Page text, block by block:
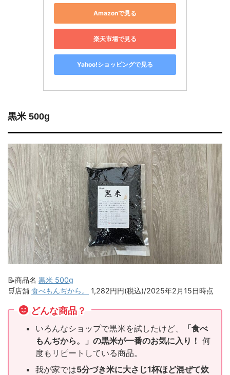
Amazonで見る
楽天市場で見る
Yahoo!ショッピングで見る
黒米 500g
📝商品名 黒米 500g
🛒店舗 食べもんぢから。 1,282円円(税込)/2025年2月15日時点
どんな商品？
いろんなショップで黒米を試したけど、
「食べ
もんぢから。」の黒米が一番のお気に入り！ 何
度もリピートしている商品。
我が家では5分づき米に大さじ1杯ほど混ぜて炊